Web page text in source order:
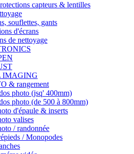
capteurs & lentilles
souflettes, gants
d'écrans
de nettoyage
IMAGING
& rangement
photo (jsq' 400mm)
photo (de 500 à 800mm)
d'épaule & inserts
valises
/ randonnée
/ Monopodes